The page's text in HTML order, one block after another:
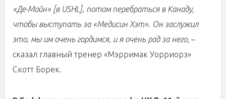
«Де-Мойн» [в USHL ], потом перебраться в Канаду,
чтобы выступать за «Медисин Хэт». Он заслужил
это, мы им очень гордимся, и я очень рад за него, –
сказал главный тренер «Мэрримак Уорриорз»
Скотт Борек.